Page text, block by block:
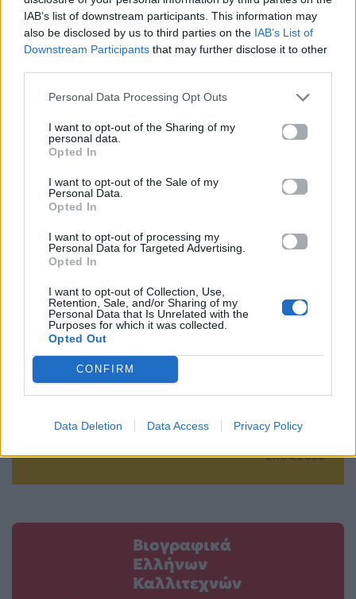
IAB’s list of downstream participants. This information may
also be disclosed by us to third parties on the IAB’s List of
Downstream Participants that may further disclose it to other
Personal Data Processing Opt Outs
I want to opt-out of the Sharing of my
personal data.
Opted In
I want to opt-out of the Sale of my
Personal Data.
Opted In
I want to opt-out of processing my
Personal Data for Targeted Advertising.
Opted In
I want to opt-out of Collection, Use,
Retention, Sale, and/or Sharing of my
Personal Data that Is Unrelated with the
Purposes for which it was collected.
Opted Out
CONFIRM
Data Deletion Data Access Privacy Policy
Μοιράσου αυτό το άρθρο
Παναγιώτης
Κουτσουμπής: Η
τρυφερή
φωτογραφία με τη
νεογέννητη κόρη
Το «Michael» σπάει
«Elvis»
27.04.2026
Βιογραφικά
Ελλήνων
Καλλιτεχνών